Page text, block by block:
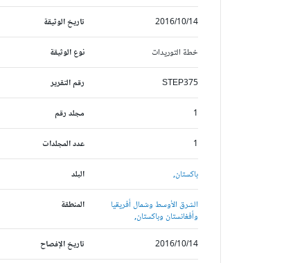
تاريخ الوثيقة 2016/10/14
نوع الوثيقة خطة التوريدات
رقم التقرير STEP375
مجلد رقم 1
عدد المجلدات 1
البلد باكستان,
المنطقة
الشرق الأوسط وشمال أفريقيا
وأفغانستان وباكستان,
تاريخ الإفصاح
2016/10/14